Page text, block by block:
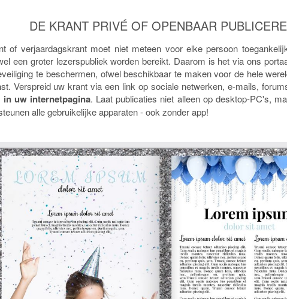
DE KRANT PRIVÉ OF OPENBAAR
of verjaardagskrant moet niet meteen voor elke persoon
een groter lezerspubliek worden bereikt. Daarom is het via ons
te beschermen, ofwel beschikbaar te maken voor de hele
Verspreid uw krant via een link op sociale netwerken, e-mails,
in uw internetpagina. Laat publicaties niet alleen op desktop-PC's,
alle gebruikelijke apparaten - ook zonder app!